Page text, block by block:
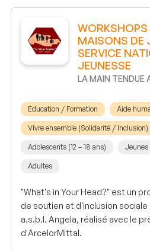
WORKSHOPS
MAISONS DE
SERVICE
JEUNESSE
LA MAIN TENDUE
Education / Formation Aide
Vivre ensemble (Solidarité / Inclusion)
Adolescents (12 – 18 ans) Jeunes
Adultes
"What's in Your Head?" est un
de soutien et d'inclusion sociale
a.s.b.l. Angela, réalisé avec le
d'ArcelorMittal.